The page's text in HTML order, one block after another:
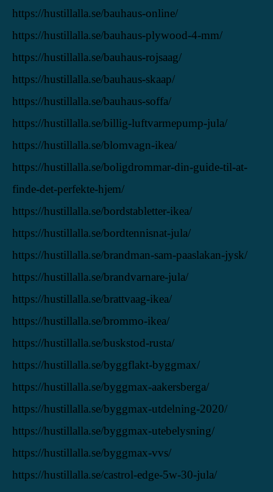
https://hustillalla.se/bauhaus-online/
https://hustillalla.se/bauhaus-plywood-4-mm/
https://hustillalla.se/bauhaus-rojsaag/
https://hustillalla.se/bauhaus-skaap/
https://hustillalla.se/bauhaus-soffa/
https://hustillalla.se/billig-luftvarmepump-jula/
https://hustillalla.se/blomvagn-ikea/
https://hustillalla.se/boligdrommar-din-guide-til-at-
finde-det-perfekte-hjem/
https://hustillalla.se/bordstabletter-ikea/
https://hustillalla.se/bordtennisnat-jula/
https://hustillalla.se/brandman-sam-paaslakan-jysk/
https://hustillalla.se/brandvarnare-jula/
https://hustillalla.se/brattvaag-ikea/
https://hustillalla.se/brommo-ikea/
https://hustillalla.se/buskstod-rusta/
https://hustillalla.se/byggflakt-byggmax/
https://hustillalla.se/byggmax-aakersberga/
https://hustillalla.se/byggmax-utdelning-2020/
https://hustillalla.se/byggmax-utebelysning/
https://hustillalla.se/byggmax-vvs/
https://hustillalla.se/castrol-edge-5w-30-jula/